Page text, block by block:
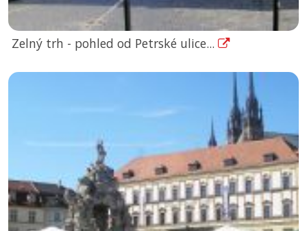
Zelný trh - pohled od Petrské ulice...